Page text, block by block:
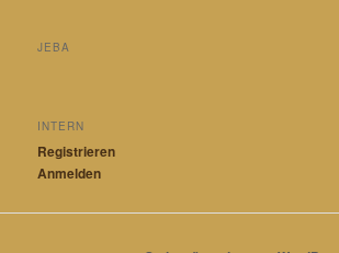
JEBA
INTERN
Registrieren
Anmelden